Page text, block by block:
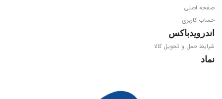
Dual Band ac 2.4/5.0GHZ
a/b/g/n/ac 2T2R MIMO
پردازنده مرکزی
صفحه اصلی
حساب کاربری
اندرویدباکس
شرایط حمل و تحویل کالا
نماد